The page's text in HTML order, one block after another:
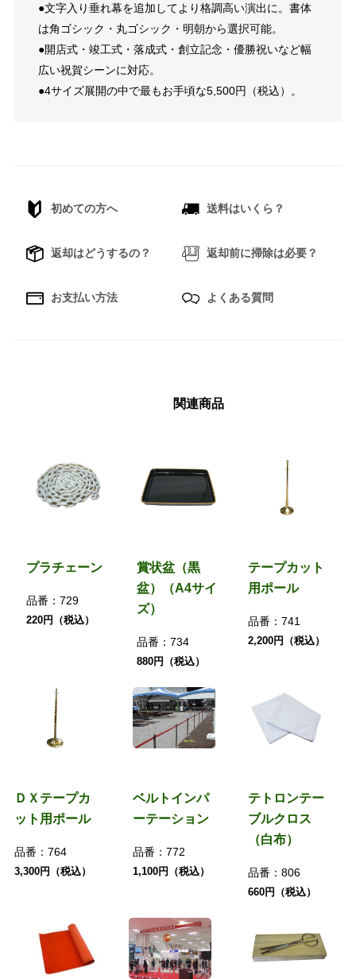
●文字入り垂れ幕を追加してより格調高い演出に。書体
は角ゴシック・丸ゴシック・明朝から選択可能。
●開店式・竣工式・落成式・創立記念・優勝祝いなど幅
広い祝賀シーンに対応。
●4サイズ展開の中で最もお手頃な5,500円（税込）。
初めての方へ 送料はいくら？
返却はどうするの？ 返却前に掃除は必要？
お支払い方法 よくある質問
関連商品
プラチェーン
品番： 729
220円（税込）
賞状盆（黒
盆）（A4サイ
ズ）
品番：734
880円（税込）
テープカット
用ポール
品番：741
2,200円（税込）
ＤＸテープカ
ット用ポール
品番： 764
3,300円（税込）
ベルトインパ
ーテーション
品番：772
1,100円（税込）
テトロンテー
ブルクロス
（白布）
品番：806
660円（税込）